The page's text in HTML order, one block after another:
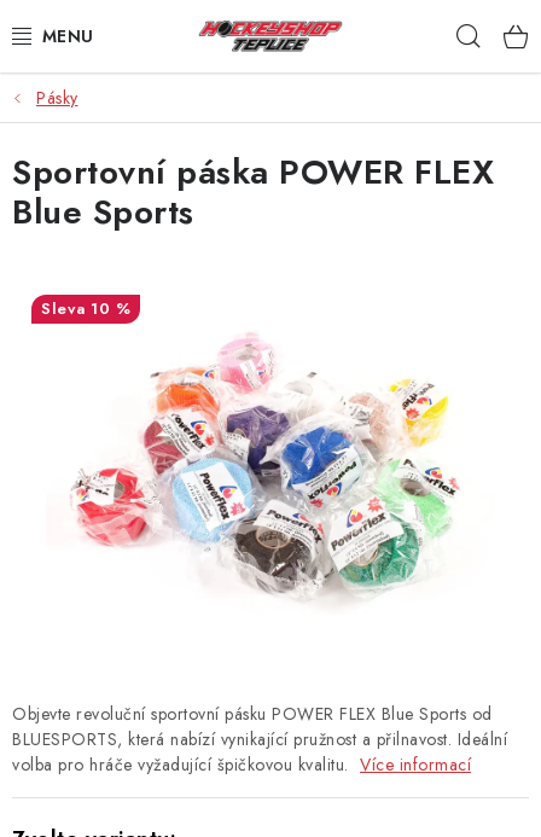
na
VÝPRODEJ
BRUSLE
HOKEJKY
HELMY
KALHOTY
DOPLŇKY
TRÉNINK
Pásky
Objevte revoluční sportovní pásku POWER FLEX Blue Sports od
BLUESPORTS, která nabízí vynikající pružnost a přilnavost. Ideální
volba pro hráče vyžadující špičkovou kvalitu. Více informací
Sportovní páska POWER FLEX
Blue Sports
10 %